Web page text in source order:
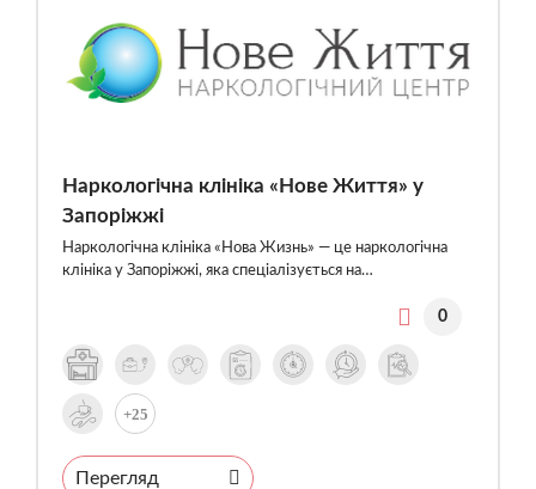
Наркологічна клініка «Нове Життя» у
Запоріжжі
Наркологічна клініка «Нова Жизнь» — це наркологічна
клініка у Запоріжжі, яка спеціалізується на…
0
+25
Перегляд